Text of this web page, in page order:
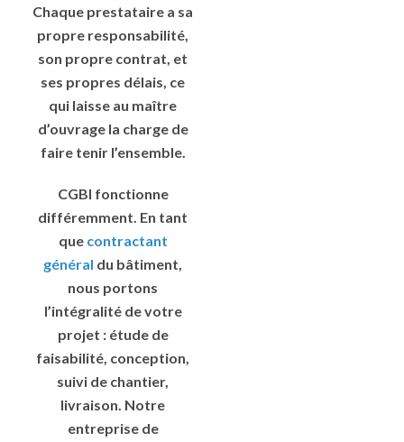
Chaque prestataire a sa
propre responsabilité,
son propre contrat, et
ses propres délais, ce
qui laisse au maître
d’ouvrage la charge de
faire tenir l’ensemble.
CGBI fonctionne
différemment. En tant
que contractant
général du bâtiment,
nous portons
l’intégralité de votre
projet : étude de
faisabilité, conception,
suivi de chantier,
livraison. Notre
entreprise de